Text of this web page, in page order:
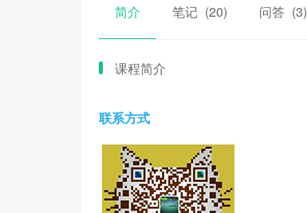
简介 笔记 (20) 问答 (3)
课程简介
联系方式